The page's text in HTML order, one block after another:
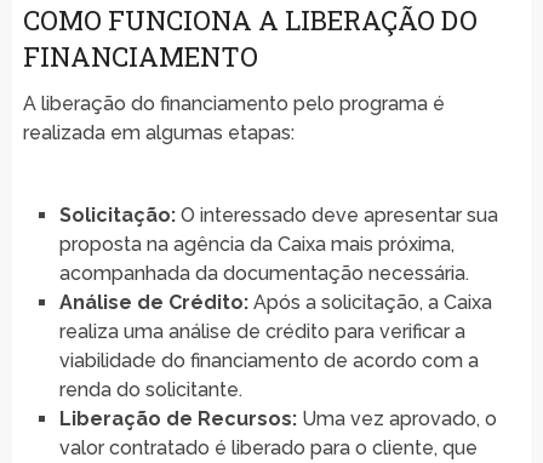
COMO FUNCIONA A LIBERAÇÃO DO
FINANCIAMENTO
A liberação do financiamento pelo programa é
realizada em algumas etapas:
Solicitação:O interessado deve apresentar sua
proposta na agência da Caixa mais próxima,
acompanhada da documentação necessária.
Análise de Crédito:Após a solicitação, a Caixa
realiza uma análise de crédito para verificar a
viabilidade do financiamento de acordo com a
renda do solicitante.
Liberação de Recursos:Uma vez aprovado, o
valor contratado é liberado para o cliente, que